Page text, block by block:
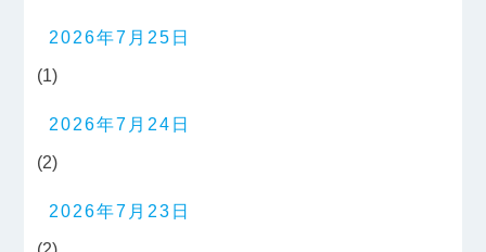
2026年7月25日
(1)
2026年7月24日
(2)
2026年7月23日